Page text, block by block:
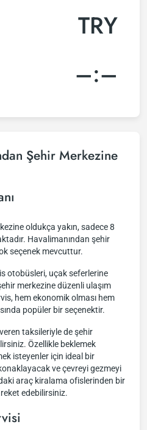
TRY
–:–
Şehir Merkezine
oldukça yakın, sadece 8
Havalimanından şehir
seçenek mevcuttur.
otobüsleri, uçak seferlerine
merkezine düzenli ulaşım
hem ekonomik olması hem
popüler bir seçenektir.
taksileriyle de şehir
Özellikle beklemek
isteyenler için ideal bir
ve çevreyi gezmeyi
araç kiralama ofislerinden bir
edebilirsiniz.